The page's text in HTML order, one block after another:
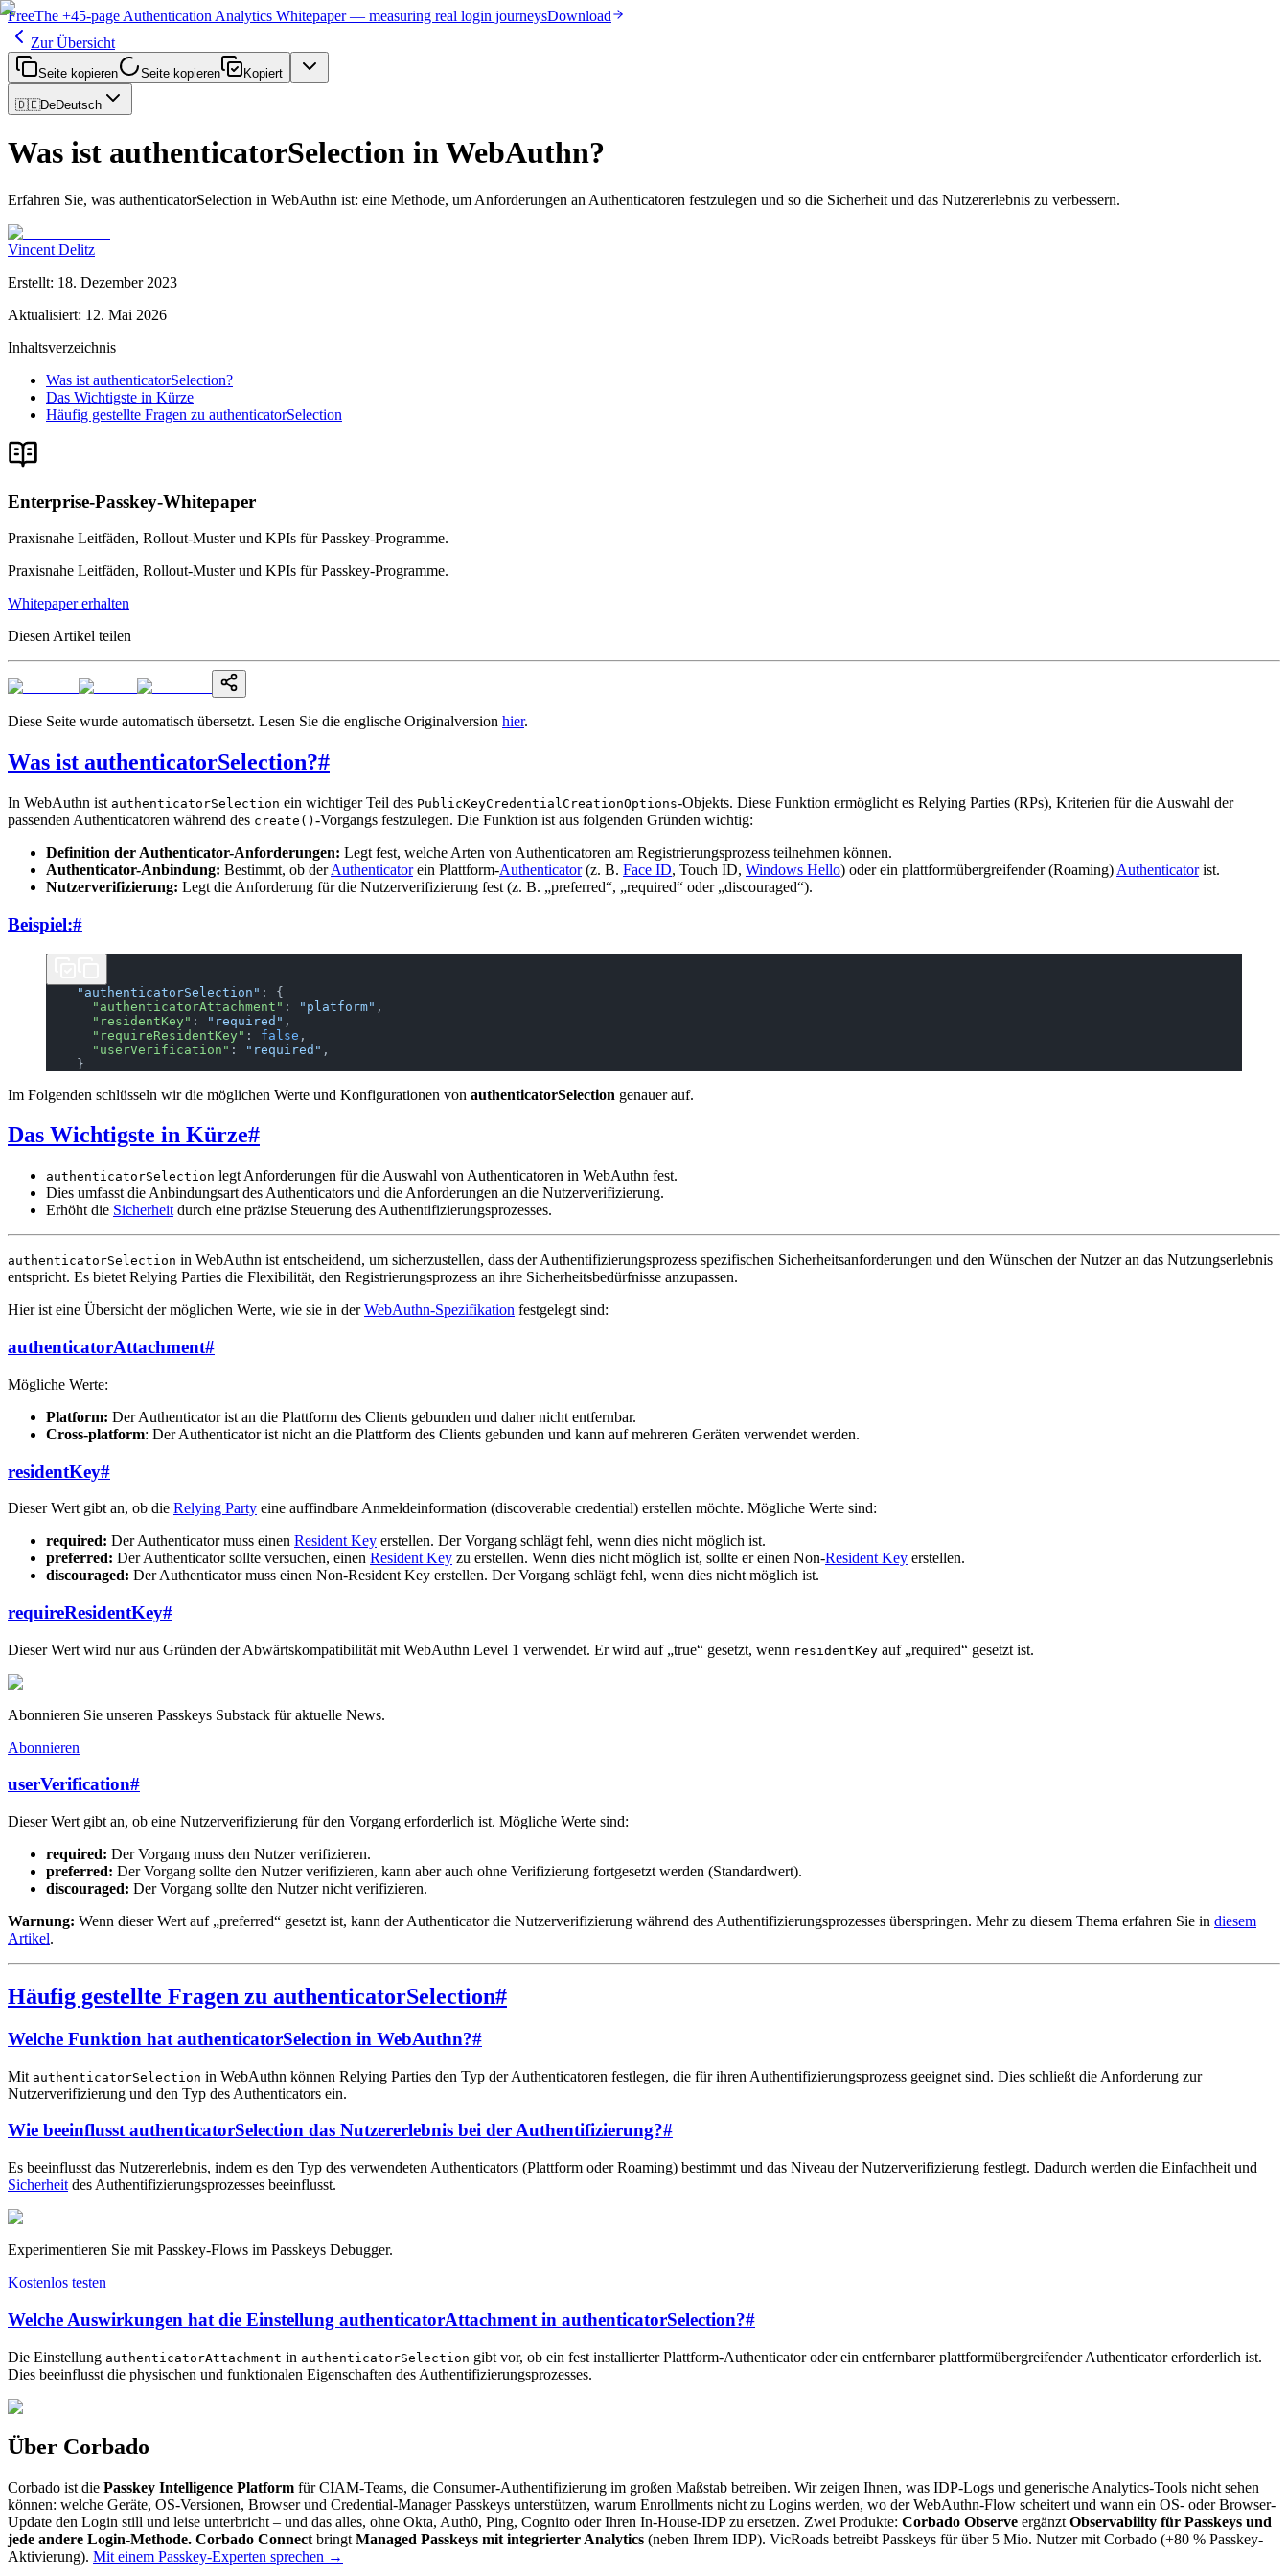
FreeThe +45-page Authentication Analytics Whitepaper — measuring real login journeysDownload
Zur Übersicht
Seite kopieren Seite kopieren Kopiert
🇩🇪DeDeutsch
Was ist authenticatorSelection in WebAuthn?
Erfahren Sie, was authenticatorSelection in WebAuthn ist: eine Methode, um Anforderungen an Authenticatoren festzulegen und so die Sicherheit und das Nutzererlebnis zu verbessern.
Vincent Delitz
Erstellt: 18. Dezember 2023
Aktualisiert: 12. Mai 2026
Inhaltsverzeichnis
Was ist authenticatorSelection?
Das Wichtigste in Kürze
Häufig gestellte Fragen zu authenticatorSelection
Enterprise-Passkey-Whitepaper
Praxisnahe Leitfäden, Rollout-Muster und KPIs für Passkey-Programme.
Praxisnahe Leitfäden, Rollout-Muster und KPIs für Passkey-Programme.
Whitepaper erhalten
Diesen Artikel teilen
Diese Seite wurde automatisch übersetzt. Lesen Sie die englische Originalversion hier.
Was ist authenticatorSelection?#
In WebAuthn ist authenticatorSelection ein wichtiger Teil des PublicKeyCredentialCreationOptions-Objekts. Diese Funktion ermöglicht es Relying Parties (RPs), Kriterien für die Auswahl der
passenden Authenticatoren während des create() -Vorgangs festzulegen. Die Funktion ist aus folgenden Gründen wichtig:
Definition der Authenticator-Anforderungen: Legt fest, welche Arten von Authenticatoren am Registrierungsprozess teilnehmen können.
Authenticator-Anbindung: Bestimmt, ob derAuthenticatorein Plattform-Authenticator(z. B. Face ID, Touch ID, Windows Hello) oder ein plattformübergreifender (Roaming) Authenticatorist.
Nutzerverifizierung: Legt die Anforderung für die Nutzerverifizierung fest (z. B. „preferred“, „required“ oder „discouraged“).
Beispiel:#
    "authenticatorSelection"
: {
      "authenticatorAttachment"
: "platform" ,
      "residentKey"
: "required" ,
      "requireResidentKey"
: false ,
      "userVerification"
: "required" ,
    }
Im Folgenden schlüsseln wir die möglichen Werte und Konfigurationen von authenticatorSelection genauer auf.
Das Wichtigste in Kürze#
authenticatorSelection legt Anforderungen für die Auswahl von Authenticatoren in WebAuthn fest.
Dies umfasst die Anbindungsart des Authenticators und die Anforderungen an die Nutzerverifizierung.
Erhöht die Sicherheit durch eine präzise Steuerung des Authentifizierungsprozesses.
authenticatorSelection in WebAuthn ist entscheidend, um sicherzustellen, dass der Authentifizierungsprozess spezifischen Sicherheitsanforderungen und den Wünschen der Nutzer an das Nutzungserlebnis
entspricht. Es bietet Relying Parties die Flexibilität, den Registrierungsprozess an ihre Sicherheitsbedürfnisse anzupassen.
Hier ist eine Übersicht der möglichen Werte, wie sie in derWebAuthn-Spezifikation festgelegt sind:
authenticatorAttachment#
Mögliche Werte:
Platform: Der Authenticator ist an die Plattform des Clients gebunden und daher nicht entfernbar.
Cross-platform: Der Authenticator ist nicht an die Plattform des Clients gebunden und kann auf mehreren Geräten verwendet werden.
residentKey#
Dieser Wert gibt an, ob die Relying Party eine auffindbare Anmeldeinformation (discoverable credential) erstellen möchte. Mögliche Werte sind:
required: Der Authenticator muss einen Resident Key erstellen. Der Vorgang schlägt fehl, wenn dies nicht möglich ist.
preferred: Der Authenticator sollte versuchen, einen Resident Key zu erstellen. Wenn dies nicht möglich ist, sollte er einen Non-Resident Key erstellen.
discouraged: Der Authenticator muss einen Non-Resident Key erstellen. Der Vorgang schlägt fehl, wenn dies nicht möglich ist.
requireResidentKey#
Dieser Wert wird nur aus Gründen der Abwärtskompatibilität mit WebAuthn Level 1 verwendet. Er wird auf „true“ gesetzt, wenn residentKey auf „required“ gesetzt ist.
Abonnieren Sie unseren Passkeys Substack für aktuelle News.
Abonnieren
userVerification#
Dieser Wert gibt an, ob eine Nutzerverifizierung für den Vorgang erforderlich ist. Mögliche Werte sind:
required: Der Vorgang muss den Nutzer verifizieren.
preferred: Der Vorgang sollte den Nutzer verifizieren, kann aber auch ohne Verifizierung fortgesetzt werden (Standardwert).
discouraged: Der Vorgang sollte den Nutzer nicht verifizieren.
Warnung: Wenn dieser Wert auf „preferred“ gesetzt ist, kann der Authenticator die Nutzerverifizierung während des Authentifizierungsprozesses überspringen. Mehr zu diesem Thema erfahren Sie in diesem
Artikel.
Häufig gestellte Fragen zu authenticatorSelection#
Welche Funktion hat authenticatorSelection in WebAuthn?#
Mit authenticatorSelection in WebAuthn können Relying Parties den Typ der Authenticatoren festlegen, die für ihren Authentifizierungsprozess geeignet sind. Dies schließt die Anforderung zur
Nutzerverifizierung und den Typ des Authenticators ein.
Wie beeinflusst authenticatorSelection das Nutzererlebnis bei der Authentifizierung?#
Es beeinflusst das Nutzererlebnis, indem es den Typ des verwendeten Authenticators (Plattform oder Roaming) bestimmt und das Niveau der Nutzerverifizierung festlegt. Dadurch werden die Einfachheit und
Sicherheit des Authentifizierungsprozesses beeinflusst.
Experimentieren Sie mit Passkey-Flows im Passkeys Debugger.
Kostenlos testen
Welche Auswirkungen hat die Einstellung authenticatorAttachment in authenticatorSelection?#
Die Einstellung authenticatorAttachment in authenticatorSelection gibt vor, ob ein fest installierter Plattform-Authenticator oder ein entfernbarer plattformübergreifender Authenticator erforderlich ist.
Dies beeinflusst die physischen und funktionalen Eigenschaften des Authentifizierungsprozesses.
Über Corbado
Corbado ist die Passkey Intelligence Platform für CIAM-Teams, die Consumer-Authentifizierung im großen Maßstab betreiben. Wir zeigen Ihnen, was IDP-Logs und generische Analytics-Tools nicht sehen
können: welche Geräte, OS-Versionen, Browser und Credential-Manager Passkeys unterstützen, warum Enrollments nicht zu Logins werden, wo der WebAuthn-Flow scheitert und wann ein OS- oder Browser-
Update den Login still und leise unterbricht – und das alles, ohne Okta, Auth0, Ping, Cognito oder Ihren In-House-IDP zu ersetzen. Zwei Produkte: Corbado Observe ergänzt Observability für Passkeys und
jede andere Login-Methode. Corbado Connect bringt Managed Passkeys mit integrierter Analytics (neben Ihrem IDP). VicRoads betreibt Passkeys für über 5 Mio. Nutzer mit Corbado (+80 % Passkey-
Aktivierung). Mit einem Passkey-Experten sprechen →